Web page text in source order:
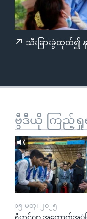
သီးခြားခွဲထုတ်၍
ဗွီဒီယို ကြည့်ရှု
၁၅ မတ္၊ ၂၀၂၅
ရိုဟင်ဂျာ အထောက်အပံ့